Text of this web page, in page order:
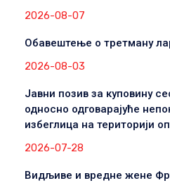
2026-08-07
Обавештење о третману
2026-08-03
Јавни позив за куповину
односно одговарајуће
избеглица на територији
2026-07-28
Видљиве и вредне жене